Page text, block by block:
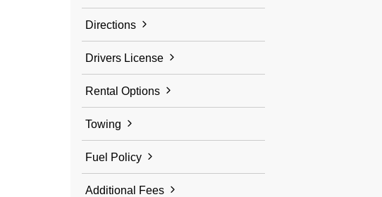
Directions
Drivers License
Rental Options
Towing
Fuel Policy
Additional Fees